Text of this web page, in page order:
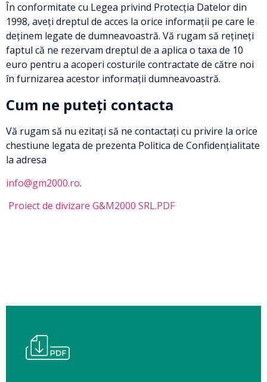
În conformitate cu Legea privind Protecția Datelor din
1998, aveți dreptul de acces la orice informații pe care le
deținem legate de dumneavoastră. Vă rugam să rețineți
faptul că ne rezervam dreptul de a aplica o taxa de 10
euro pentru a acoperi costurile contractate de către noi
în furnizarea acestor informații dumneavoastră.
Cum ne puteți contacta
Vă rugam să nu ezitați să ne contactați cu privire la orice
chestiune legata de prezenta Politica de Confidențialitate
la adresa
info@gm2000.ro.
Proiect de divizare G&M2000 SRL.PDF